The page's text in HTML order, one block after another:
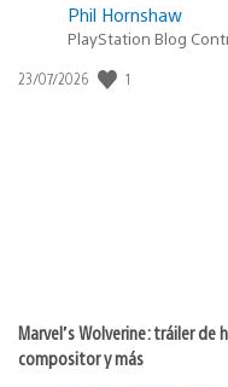
Phil Hornshaw
PlayStation Blog
Fecha
23/07/2026 1
Marvel’s Wolverine: tráiler
compositor y más